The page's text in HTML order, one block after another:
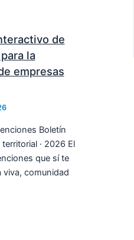
de
la
empresas
Boletín
· 2026 El
que sí te
viva, comunidad